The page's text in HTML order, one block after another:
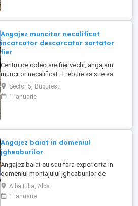
Angajez muncitor necalificat
incarcator descarcator sortator
fier
Centru de colectare fier vechi, angajam
muncitor necalificat. Trebuie sa stie sa
taie cu flexul, sa cunoasca materialele
neferoase Cupru, Alama, Aluminiu, Zamac,
program lucru 09-18.30. Zona Pucheni -
Contact
Sector 5, Bucuresti
1 ianuarie
Angajez baiat in domeniul
jgheaburilor
Angajez baiat cu sau fara experienta in
domeniul montajului jgheaburilor de
aluminiu.Se lucrează la inaltime!!!! Salariul
incepe de la 5000 ron plus bonusuri.
Alba Iulia, Alba
1 ianuarie